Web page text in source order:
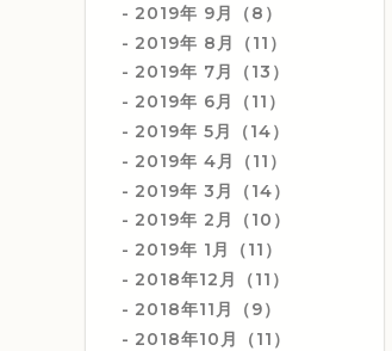
2019年 9月（8）
2019年 8月（11）
2019年 7月（13）
2019年 6月（11）
2019年 5月（14）
2019年 4月（11）
2019年 3月（14）
2019年 2月（10）
2019年 1月（11）
2018年12月（11）
2018年11月（9）
2018年10月（11）